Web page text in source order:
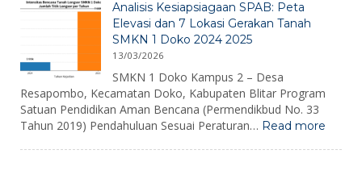
2026
Analisis Kesiapsiagaan SPAB: Peta
Elevasi dan 7 Lokasi Gerakan Tanah
SMKN 1 Doko 2024 2025
13/03/2026
SMKN 1 Doko Kampus 2 – Desa
Resapombo, Kecamatan Doko, Kabupaten Blitar Program
Satuan Pendidikan Aman Bencana (Permendikbud No. 33
Tahun 2019) Pendahuluan Sesuai Peraturan… Read more